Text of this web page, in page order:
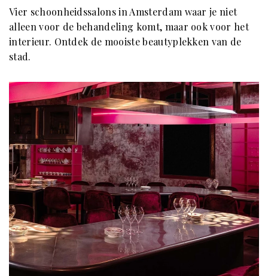
Vier schoonheidssalons in Amsterdam waar je niet
alleen voor de behandeling komt, maar ook voor het
interieur. Ontdek de mooiste beautyplekken van de
stad.